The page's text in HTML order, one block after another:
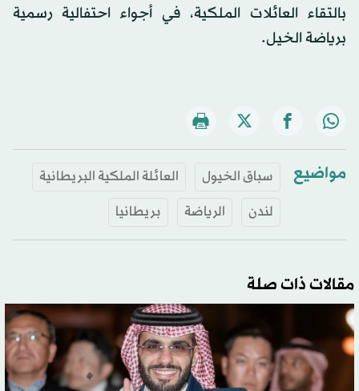
بالتقاء العائلات الملكية، في أجواء احتفالية رسمية
برياضة الخيل.
مواضيع سباق الخيول
العائلة الملكية البريطانية
لندن
الرياضة بريطانيا
مقالات ذات صلة